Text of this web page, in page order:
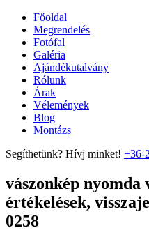
Főoldal
Megrendelés
Fotófal
Galéria
Ajándékutalvány
Rólunk
Árak
Vélemények
Blog
Montázs
Segíthetünk? Hívj minket! +36-
vászonkép nyomda
értékelések,
0258